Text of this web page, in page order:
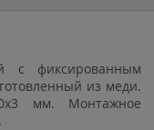
с фиксированным
из меди.
мм. Монтажное